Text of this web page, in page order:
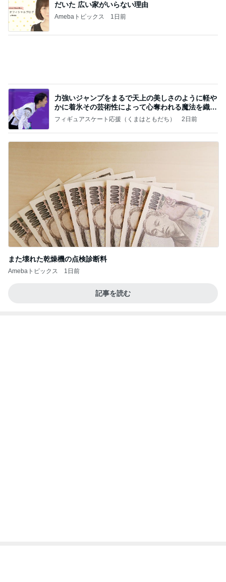
だいた 広い家がいらない理由
Amebaトピックス 1日前
力強いジャンプをまるで天上の美しさのように軽や
かに着氷その芸術性によって心奪われる魔法を織り
なす
フィギュアスケート応援（くまはともだち） 2日前
また壊れた乾燥機の点検診断料
Amebaトピックス 1日前
記事を読む